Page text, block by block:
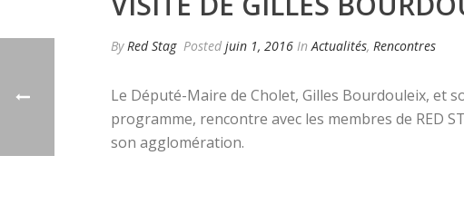
ByRed Stag Posted juin 1, 2016 InActualités, Rencontres
Le Député-Maire de Cholet, Gilles Bourdouleix, et
programme, rencontre avec les membres de RED
son agglomération.